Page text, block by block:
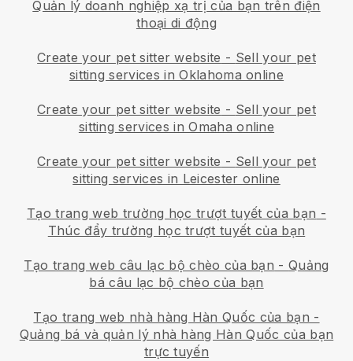
Quản lý doanh nghiệp xạ trị của bạn trên điện
thoại di động
Create your pet sitter website - Sell your pet
sitting services in Oklahoma online
Create your pet sitter website - Sell your pet
sitting services in Omaha online
Create your pet sitter website - Sell your pet
sitting services in Leicester online
Tạo trang web trường học trượt tuyết của bạn -
Thúc đẩy trường học trượt tuyết của bạn
Tạo trang web câu lạc bộ chèo của bạn -Quảng
bá câu lạc bộ chèo của bạn
Tạo trang web nhà hàng Hàn Quốc của bạn -
Quảng bá và quản lý nhà hàng Hàn Quốc của bạn
trực tuyến